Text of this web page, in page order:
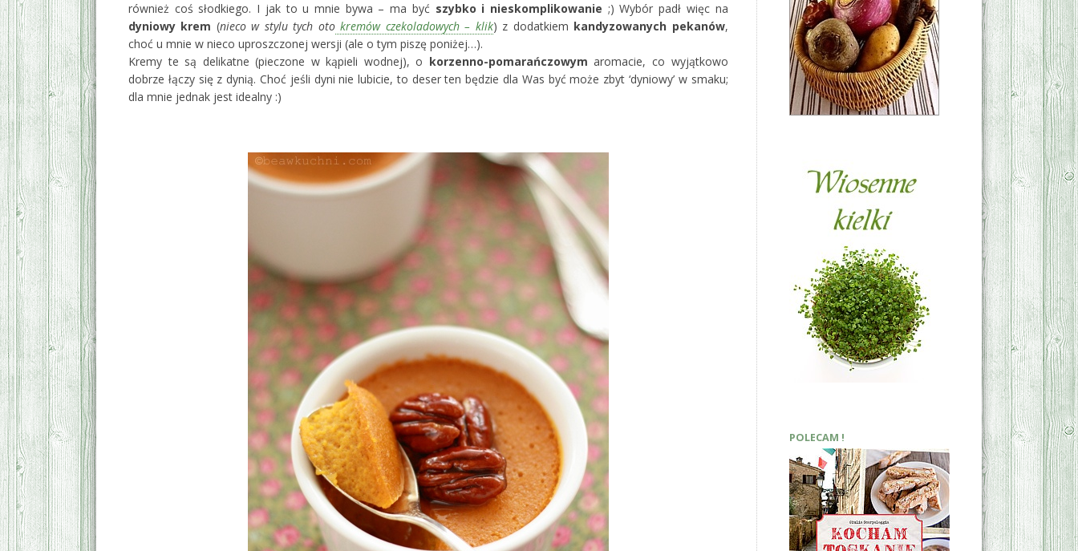
również coś słodkiego. I jak to u mnie bywa – ma być szybko i nieskomplikowanie ;) Wybór padł więc na
dyniowy krem (nieco w stylu tych otokremów czekoladowych – klik) z dodatkiem kandyzowanych pekanów,
choć u mnie w nieco uproszczonej wersji (ale o tym piszę poniżej…).
Kremy te są delikatne (pieczone w kąpieli wodnej), o korzenno-pomarańczowym aromacie, co wyjątkowo
dobrze łączy się z dynią. Choć jeśli dyni nie lubicie, to deser ten będzie dla Was być może zbyt ‘dyniowy’ w smaku;
dla mnie jednak jest idealny :)
POLECAM !